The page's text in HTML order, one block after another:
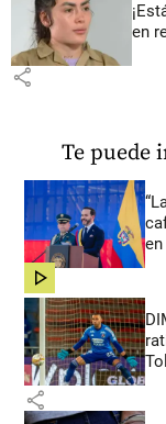
en
share
Te puede
share
share